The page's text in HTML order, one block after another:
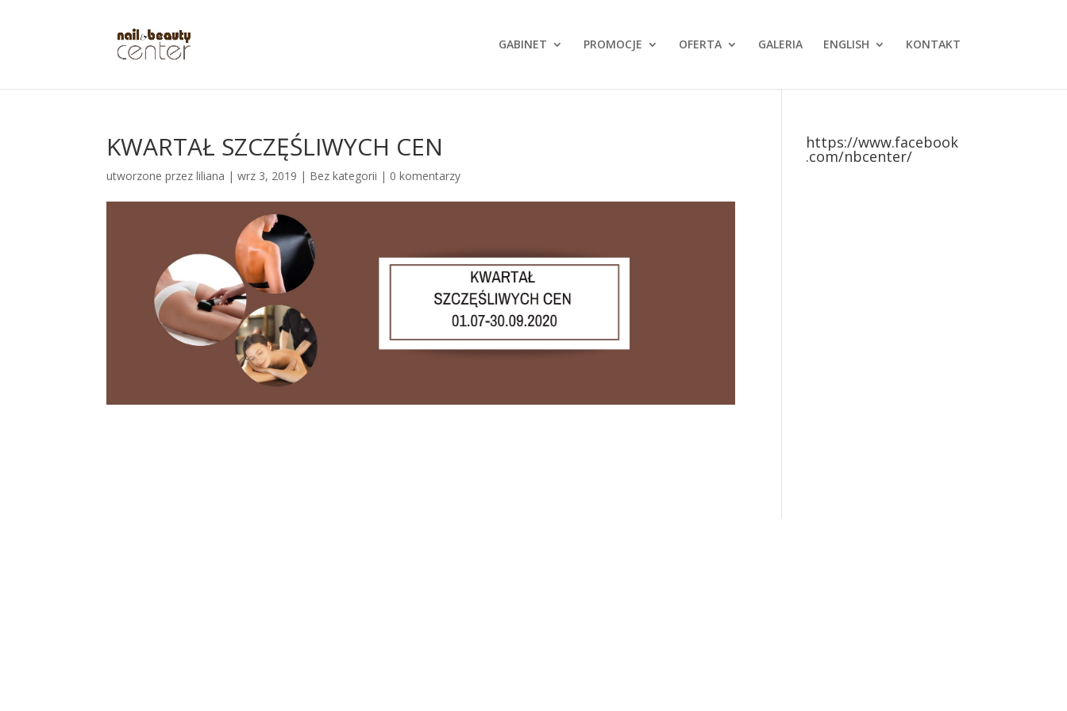
GABINET PROMOCJE OFERTA GALERIA ENGLISH KONTAKT
KWARTAŁ SZCZĘŚLIWYCH CEN
utworzone przezliliana |wrz 3, 2019 | Bez kategorii | 0 komentarzy
https://www.facebook
.com/nbcenter/